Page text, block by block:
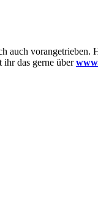
auch
das gerne über